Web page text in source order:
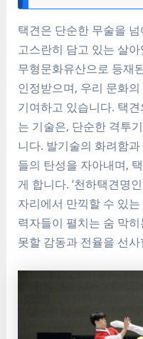
택견은 단순한 무술을
고스란히 담고 있는 살
무형문화유산으로 등재
인정받으며, 우리 문화
기여하고 있습니다. 택
는 기술은, 단순한 격투
니다. 발기술의 화려함
들의 탄성을 자아내며,
게 합니다. ‘천하택견명
자리에서 만끽할 수 있
력자들이 펼치는 숨 막
못할 감동과 전율을 선